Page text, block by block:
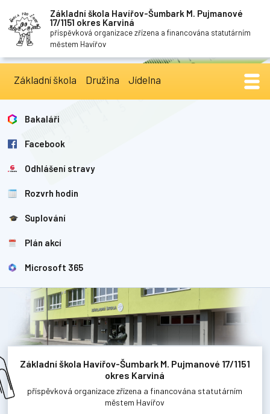
Základní škola Havířov-Šumbark M. Pujmanové
17/1151 okres Karviná
příspěvková organizace zřízena a financována statutárním
městem Havířov
Základní škola Družina Jídelna
Bakaláři
Facebook
Odhlášení stravy
Rozvrh hodin
Suplování
Plán akcí
Microsoft 365
Základní škola Havířov-Šumbark M. Pujmanové 17/1151
okres Karviná
příspěvková organizace zřízena a financována statutárním
městem Havířov